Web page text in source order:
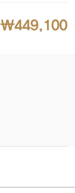
₩449,100